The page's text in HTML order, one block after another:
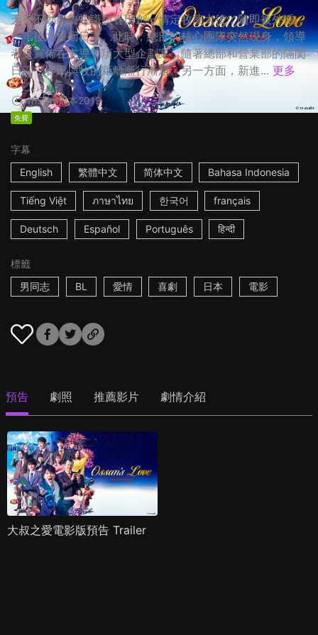
天空不動產魯蛇職員春田創一情定牧凌太後，隨即被外派，
一年後才重回日本。此時，總部的核心團隊突然現身，領導
者更宣佈在主導一項大型企劃案，隨著總部和營業部的隔閡
日深，春田與牧的距離漸行漸遠。另一方面，新進... 更多
1h53m日本2019
免費
字幕
English
繁體中文 简体中文 Bahasa Indonesia
Tiếng Việt ภาษาไทย 한국어 français
Deutsch Español Português हिन्दी
標籤
男同志
BL 愛情 喜劇 日本 電影
預告 劇照 推薦影片 劇情介紹
大叔之愛電影版預告 Trailer